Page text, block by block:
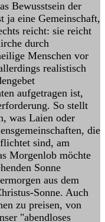
Bewusstsein der
ja eine Gemeinschaft,
reicht: sie reicht
durch
Menschen vor
realistisch
aufgetragen ist,
So stellt
was Laien oder
die
sind, am
Morgenlob möchte
Sonne
aus dem
Sonne. Auch
zu preisen, von
"abendloses